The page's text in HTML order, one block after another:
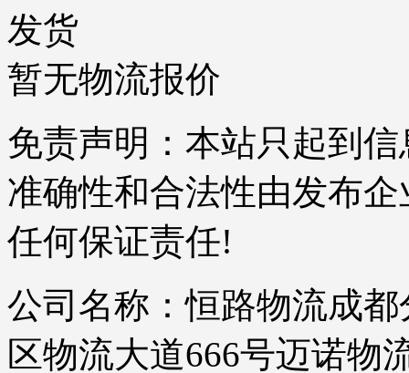
发货
暂无物流报价
免责声明：本站只起到
准确性和合法性由发布
任何保证责任!
公司名称：恒路物流成
区物流大道666号迈诺物